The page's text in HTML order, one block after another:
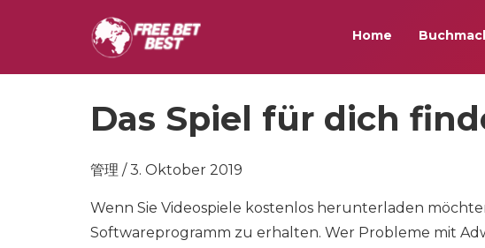
Home
Das Spiel für dich
管理 / 3. Oktober 2019
Wenn Sie Videospiele kostenlos herunterladen
Softwareprogramm zu erhalten. Wer Probleme mit